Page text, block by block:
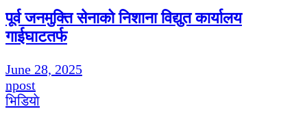
पूर्व जनमुक्ति सेनाको निशाना विद्युत कार्यालय
गाईघाटतर्फ
June 28, 2025
npost
भिडियाे